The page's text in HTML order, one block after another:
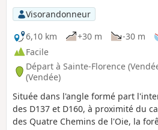
Visorandonneur
6,10 km
+30 m -30 m
Facile
Départ à Sainte-Florence
(Vendée)
Située dans l'angle formé part
des D137 et D160, à proximité du
des Quatre Chemins de l'Oie, la